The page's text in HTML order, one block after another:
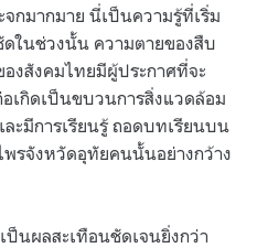
จกมากมาย นี่เป็นความรู้ที่เริ่ม
ในช่วงนั้น ความตายของสืบ
งสังคมไทยมีผู้ประกาศที่จะ
เกิดเป็นขบวนการสิ่งแวดล้อม
ะมีการเรียนรู้ ถอดบทเรียนบน
รจังหวัดอุทัยคนนั้นอย่างกว้าง
ป็นผลสะเทือนชัดเจนยิ่งกว่า